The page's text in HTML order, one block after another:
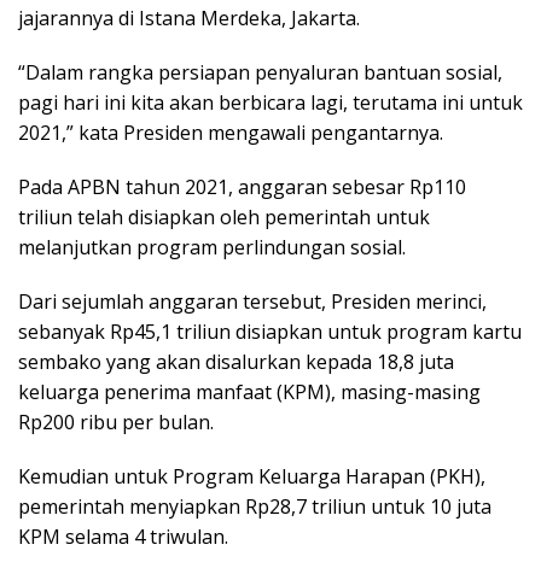
jajarannya di Istana Merdeka, Jakarta.
“Dalam rangka persiapan penyaluran bantuan sosial,
pagi hari ini kita akan berbicara lagi, terutama ini untuk
2021,” kata Presiden mengawali pengantarnya.
Pada APBN tahun 2021, anggaran sebesar Rp110
triliun telah disiapkan oleh pemerintah untuk
melanjutkan program perlindungan sosial.
Dari sejumlah anggaran tersebut, Presiden merinci,
sebanyak Rp45,1 triliun disiapkan untuk program kartu
sembako yang akan disalurkan kepada 18,8 juta
keluarga penerima manfaat (KPM), masing-masing
Rp200 ribu per bulan.
Kemudian untuk Program Keluarga Harapan (PKH),
pemerintah menyiapkan Rp28,7 triliun untuk 10 juta
KPM selama 4 triwulan.